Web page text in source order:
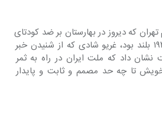
مردم تهران که دیروز در بهارستان بر ضد کودتای
خائنانه فرزند قراردادی ۱۹۳۳ بلند بود، غریو شادی که از شنیدن خبر
نشان داد که ملت ایران در راه به ثمر
تا چه حد مصمم و ثابت و پایدار